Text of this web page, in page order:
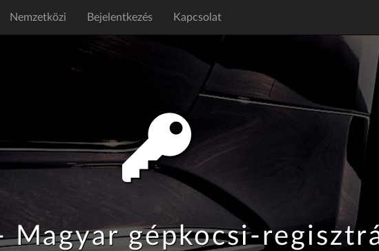
Nemzetközi Bejelentkezés Kapcsolat
Magyar gépkocsi-